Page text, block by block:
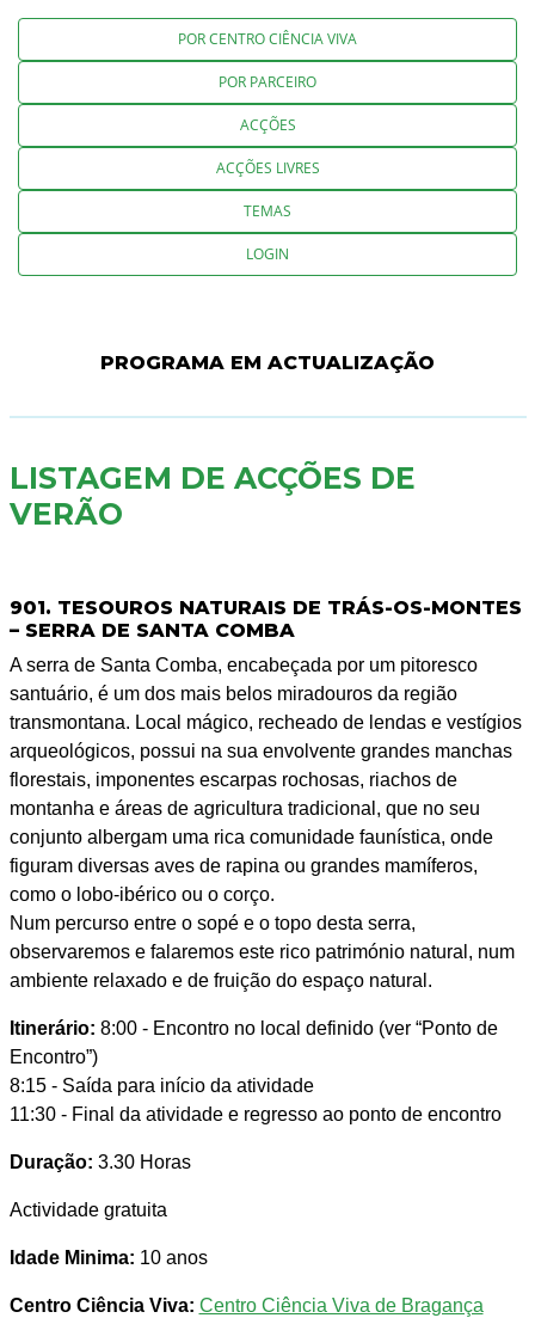
POR CENTRO CIÊNCIA VIVA
POR PARCEIRO
ACÇÕES
ACÇÕES LIVRES
TEMAS
LOGIN
PROGRAMA EM ACTUALIZAÇÃO
LISTAGEM DE ACÇÕES DE
VERÃO
901. TESOUROS NATURAIS DE TRÁS-OS-MONTES
– SERRA DE SANTA COMBA
A serra de Santa Comba, encabeçada por um pitoresco
santuário, é um dos mais belos miradouros da região
transmontana. Local mágico, recheado de lendas e vestígios
arqueológicos, possui na sua envolvente grandes manchas
florestais, imponentes escarpas rochosas, riachos de
montanha e áreas de agricultura tradicional, que no seu
conjunto albergam uma rica comunidade faunística, onde
figuram diversas aves de rapina ou grandes mamíferos,
como o lobo-ibérico ou o corço.
Num percurso entre o sopé e o topo desta serra,
observaremos e falaremos este rico património natural, num
ambiente relaxado e de fruição do espaço natural.
Itinerário: 8:00 - Encontro no local definido (ver “Ponto de
Encontro”)
8:15 - Saída para início da atividade
11:30 - Final da atividade e regresso ao ponto de encontro
Duração: 3.30 Horas
Actividade gratuita
Idade Minima: 10 anos
Centro Ciência Viva: Centro Ciência Viva de Bragança